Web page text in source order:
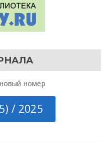
номер
/ 2025